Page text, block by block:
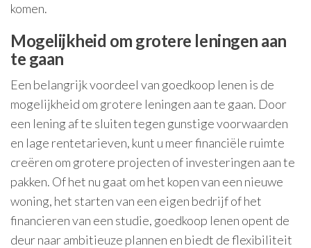
komen.
Mogelijkheid om grotere leningen aan
te gaan
Een belangrijk voordeel van goedkoop lenen is de
mogelijkheid om grotere leningen aan te gaan. Door
een lening af te sluiten tegen gunstige voorwaarden
en lage rentetarieven, kunt u meer financiële ruimte
creëren om grotere projecten of investeringen aan te
pakken. Of het nu gaat om het kopen van een nieuwe
woning, het starten van een eigen bedrijf of het
financieren van een studie, goedkoop lenen opent de
deur naar ambitieuze plannen en biedt de flexibiliteit